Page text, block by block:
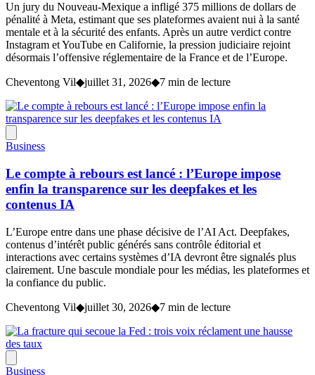
Un jury du Nouveau-Mexique a infligé 375 millions de dollars de
pénalité à Meta, estimant que ses plateformes avaient nui à la santé
mentale et à la sécurité des enfants. Après un autre verdict contre
Instagram et YouTube en Californie, la pression judiciaire rejoint
désormais l’offensive réglementaire de la France et de l’Europe.
Cheventong Vil◆juillet 31, 2026◆7 min de lecture
Business
Le compte à rebours est lancé : l’Europe impose
enfin la transparence sur les deepfakes et les
contenus IA
L’Europe entre dans une phase décisive de l’AI Act. Deepfakes,
contenus d’intérêt public générés sans contrôle éditorial et
interactions avec certains systèmes d’IA devront être signalés plus
clairement. Une bascule mondiale pour les médias, les plateformes et
la confiance du public.
Cheventong Vil◆juillet 30, 2026◆7 min de lecture
Business